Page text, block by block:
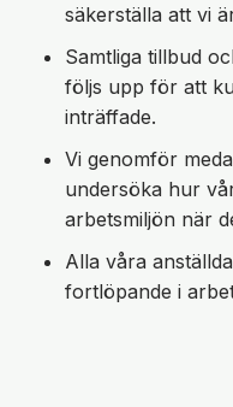
säkerställa att vi
Samtliga tillbud
följs upp för att
inträffade.
Vi genomför
undersöka hur
arbetsmiljön när
Alla våra
fortlöpande i